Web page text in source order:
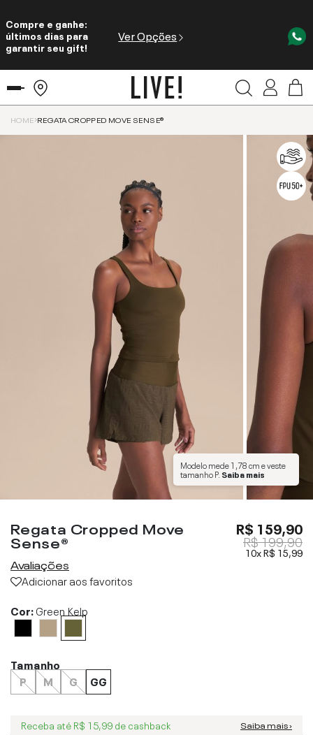
Compre e ganhe:
últimos dias para
garantir seu gift!
Ver Opções
HOME REGATA CROPPED MOVE SENSE®
Modelo mede1,78 cme veste
tamanhoP. Saiba mais
Regata Cropped Move
Sense®
Avaliações
Adicionar aos favoritos
R$ 159,90
R$ 199,90
10xR$ 15,99
Cor:Green Kelp
Tamanho
P
M G GG
Receba até R$ 15,99 de cashback Saiba mais ›